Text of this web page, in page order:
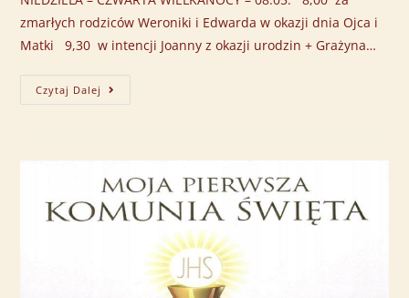
zmarłych rodziców Weroniki i Edwarda w okazji dnia Ojca i
Matki 9,30 w intencji Joanny z okazji urodzin + Grażyna…
Czytaj Dalej